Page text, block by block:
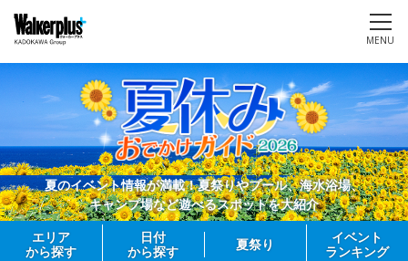
MENU
夏のイベント情報が満載！夏祭りやプール、海水浴場、
キャンプ場など遊べるスポットを大紹介
エリア
から探す
日付
から探す
夏祭り
イベント
ランキング